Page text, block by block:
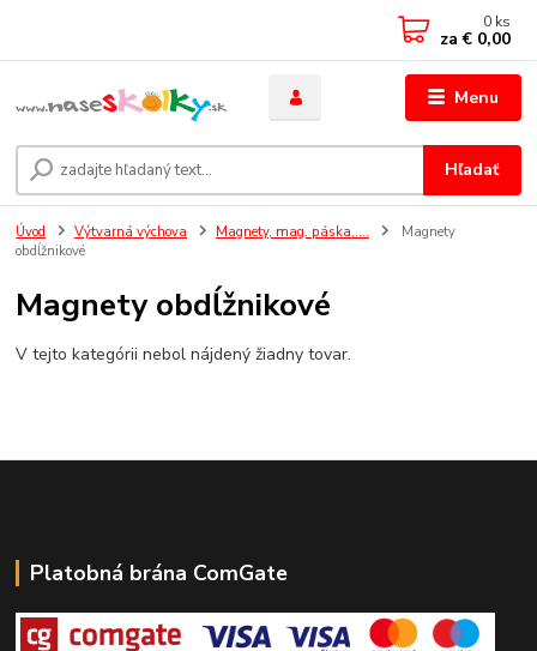
Menu
Hľadať
0 ks
za € 0,00
Úvod Výtvarná výchova Magnety, mag. páska.....
Magnety
obdĺžnikové
Magnety obdĺžnikové
V tejto kategórii nebol nájdený žiadny tovar.
Platobná brána ComGate